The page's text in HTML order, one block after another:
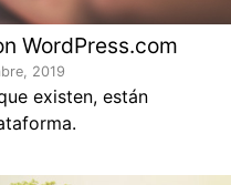
WordPress.com
2019
existen, están